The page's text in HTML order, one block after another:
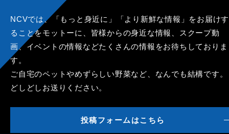
NCVでは、「もっと身近に」「より新鮮な情報」をお届けす
ることをモットーに、皆様からの身近な情報、スクープ動
画、イベントの情報などたくさんの情報をお待ちしておりま
す。
ご自宅のペットやめずらしい野菜など、なんでも結構です。
どしどしお送りください。
投稿フォームはこちら